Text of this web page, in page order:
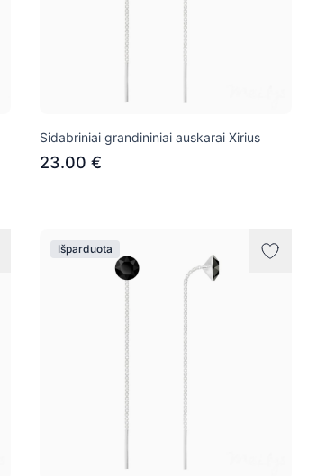
Sidabriniai grandininiai auskarai Xirius
23.00 €
Išparduota